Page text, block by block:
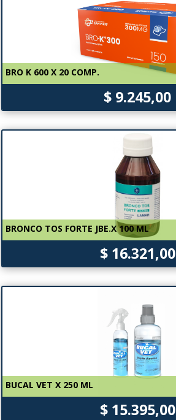
BRO K 600 X 20 COMP.
$ 9.245,00
BRONCO TOS FORTE JBE.X 100 ML
$ 16.321,00
BUCAL VET X 250 ML
$ 15.395,00